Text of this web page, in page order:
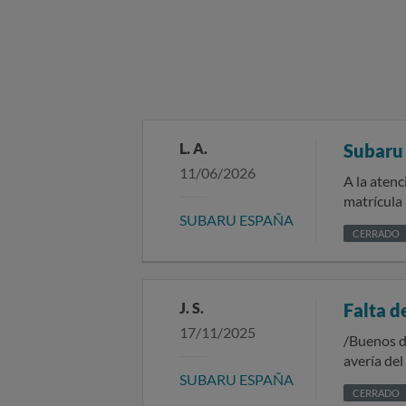
L. A.
11/06/2026
SUBARU ESPAÑA
A la atención de Subaru Yo, Leila
matrícula 8640
reiterada
funcionamiento
averías
solución
que
Málaga
fue
garantía.
CERRADO
J. S.
17/11/2025
SUBARU ESPAÑA
Falta
/Buenos
avería
hasta en 3
mismo
CERRADO